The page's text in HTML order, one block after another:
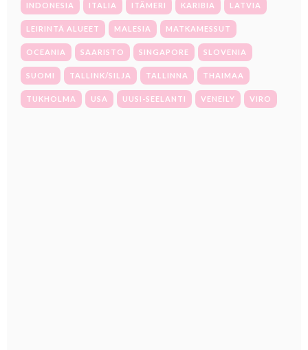
INDONESIA ITALIA ITÄMERI KARIBIA LATVIA
LEIRINTÄ ALUEET MALESIA MATKAMESSUT
OCEANIA SAARISTO SINGAPORE SLOVENIA
SUOMI TALLINK/SILJA TALLINNA THAIMAA
TUKHOLMA USA UUSI-SEELANTI VENEILY VIRO